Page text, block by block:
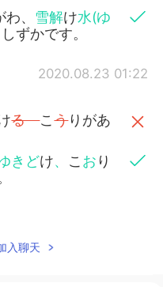
、 雪解け水(ゆ
ずかです。
2020.08.23 01:22
るこうりがあ
きどけ、 こ お り
入聊天